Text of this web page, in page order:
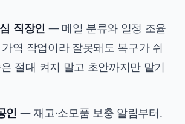
직장인 — 메일 분류와 일정 조율
역 작업이라 잘못돼도 복구가 쉬
절대 켜지 말고 초안까지만 맡기
인 — 재고·소모품 보충 알림부터.